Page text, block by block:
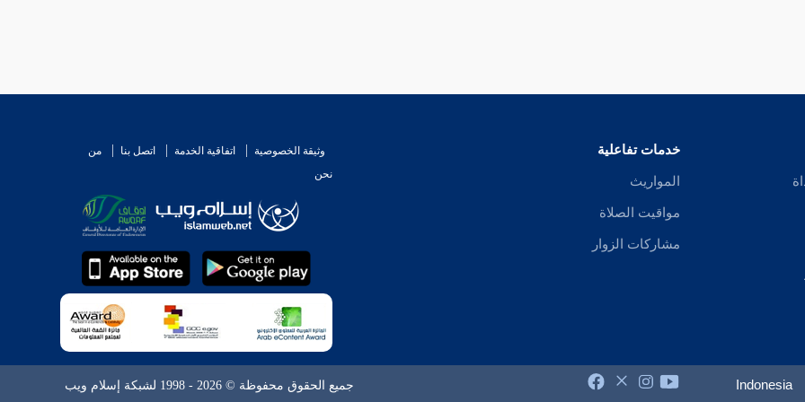
خدمات تفاعلية
المواريث
مواقيت الصلاة
مشاركات الزوار
وثيقة الخصوصية اتفاقية الخدمة اتصل بنا
من
نحن
Indonesia جميع الحقوق محفوظة © 2026 - 1998 لشبكة إسلام ويب